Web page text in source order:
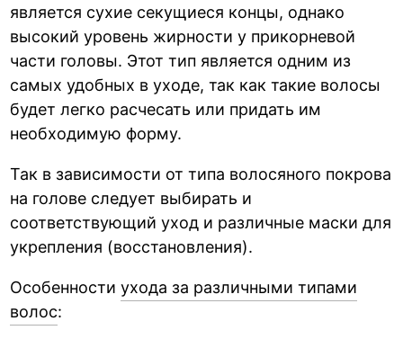
является сухие секущиеся концы, однако
высокий уровень жирности у прикорневой
части головы. Этот тип является одним из
самых удобных в уходе, так как такие волосы
будет легко расчесать или придать им
необходимую форму.
Так в зависимости от типа волосяного покрова
на голове следует выбирать и
соответствующий уход и различные маски для
укрепления (восстановления).
Особенностиухода за различными типами
волос: